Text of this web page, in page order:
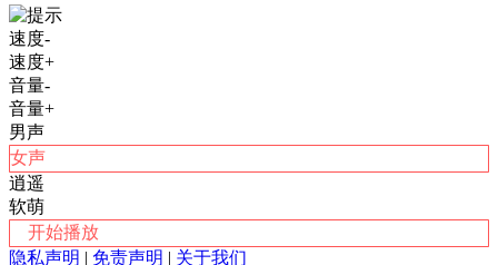
速度-
速度+
音量-
音量+
男声
女声
逍遥
软萌
开始播放
隐私声明 | 免责声明 | 关于我们